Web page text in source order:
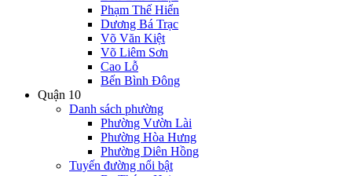
Phạm Thế Hiển
Dương Bá Trạc
Võ Văn Kiệt
Võ Liêm Sơn
Cao Lỗ
Bến Bình Đông
Quận 10
Danh sách phường
Phường Vườn Lài
Phường Hòa Hưng
Phường Diên Hồng
Tuyến đường nổi bật